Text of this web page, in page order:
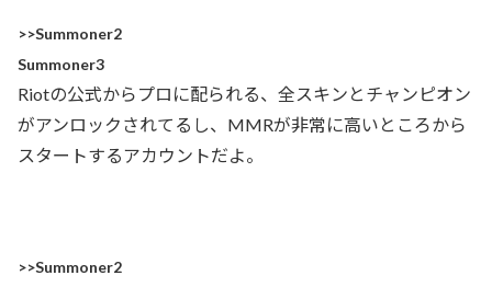
>>Summoner2
Summoner3
Riotの公式からプロに配られる、全スキンとチャンピオン
がアンロックされてるし、MMRが非常に高いところから
スタートするアカウントだよ。
>>Summoner2